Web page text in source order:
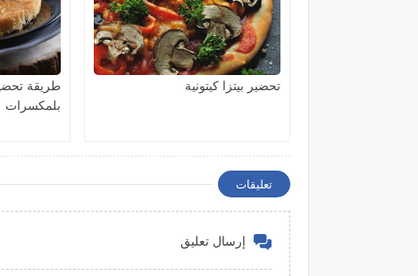
تحضير بيتزا كيتونية
طريقة
بلمكسرات
تعليقات
إرسال تعليق